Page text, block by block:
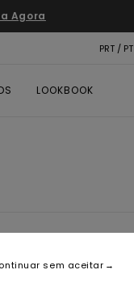
Agora
PRT / PT
LOOKBOOK
sem aceitar